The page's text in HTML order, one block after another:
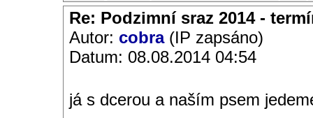
Re: Podzimní sraz 2014 -
Autor: cobra(IP zapsáno)
Datum: 08.08.2014 04:54
já s dcerou a naším psem